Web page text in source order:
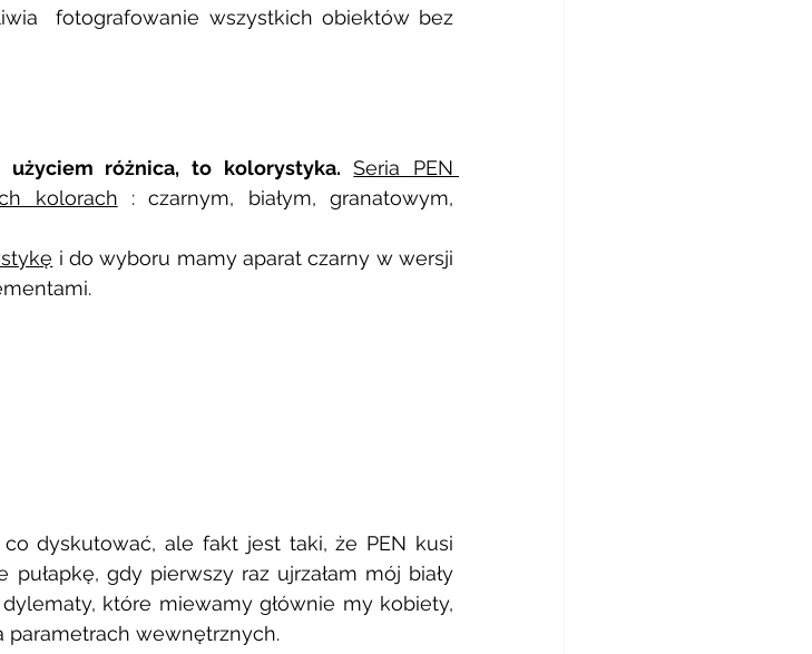
fotografowanie wszystkich obiektów bez
użyciem różnica, to kolorystyka. Seria PEN
kolorach : czarnym, białym, granatowym,
i do wyboru mamy aparat czarny w wersji
dyskutować, ale fakt jest taki, że PEN kusi
gdy pierwszy raz ujrzałam mój biały
które miewamy głównie my kobiety,
parametrach wewnętrznych.